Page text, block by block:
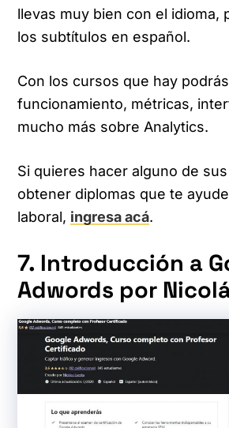
llevas muy bien con el idioma,
los subtítulos en español.
Con los cursos que hay
funcionamiento, métricas,
mucho más sobre Analytics.
Si quieres hacer alguno de
obtener diplomas que te
laboral, ingresa acá.
7. Introducción a
Adwords por